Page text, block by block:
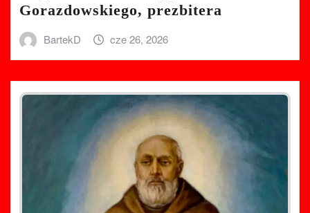
Gorazdowskiego, prezbitera
BartekD cze 26, 2026